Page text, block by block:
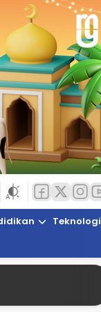
Teknologi